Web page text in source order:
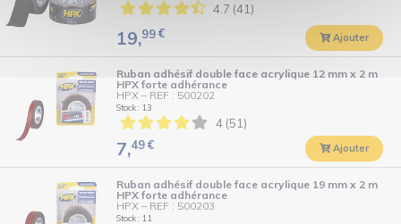
4.7 (41)
19,99€ Ajouter
Ruban adhésif double face acrylique 12 mm x 2 m
HPX forte adhérance
HPX – REF : 500202
Stock : 13
4 (51)
7,49€ Ajouter
Ruban adhésif double face acrylique 19 mm x 2 m
HPX forte adhérance
HPX – REF : 500203
Stock : 11